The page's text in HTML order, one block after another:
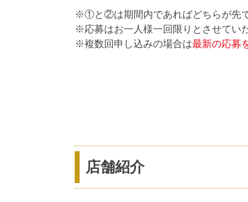
※①と②は期間内であればどちらが先で
※応募はお一人様一回限りとさせてい
※複数回申し込みの場合は最新の応募
店舗紹介